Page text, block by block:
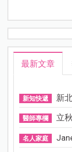
最新文章
新知快遞 新
醫師專欄 立
名人家庭